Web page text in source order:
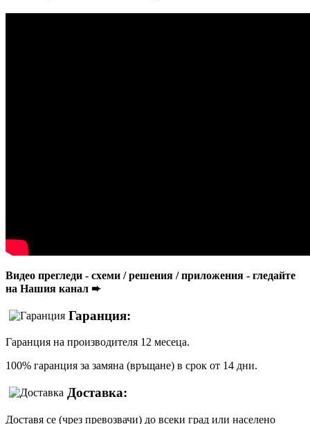
Видео прегледи - схеми / решения / приложения - гледайте
на Нашия канал ➨
Гаранция:
Гаранция на производителя 12 месеца.
100% гаранция за замяна (връщане) в срок от 14 дни.
Доставка:
Доставя се (чрез превозвачи) до всеки град или населено